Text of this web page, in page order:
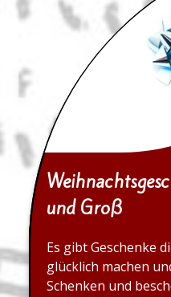
und Groß
Es gibt Geschenke
glücklich machen
Schenken und